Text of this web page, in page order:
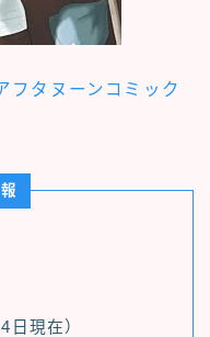
フタヌーンコミック
現在）